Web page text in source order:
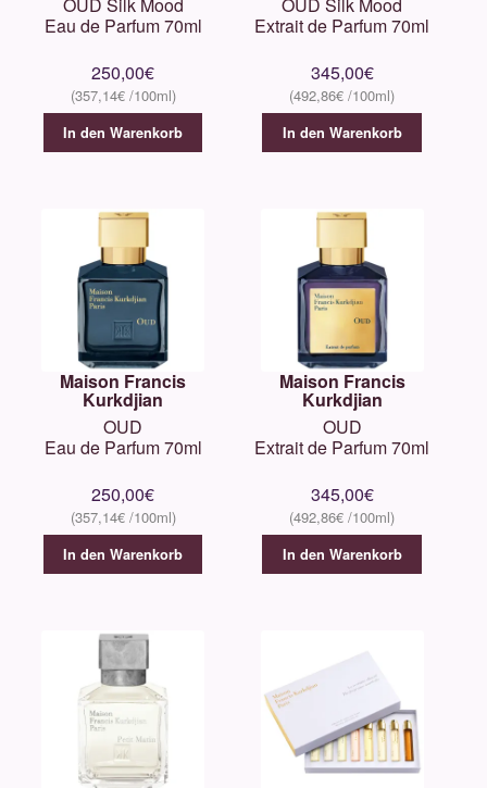
Eau de Parfum 70ml
250,00€
357,14€
In den Warenkorb
Extrait de Parfum 70ml
345,00€
492,86€
In den Warenkorb
Maison Francis
Kurkdjian
OUD
Eau de Parfum 70ml
250,00€
357,14€
In den Warenkorb
Maison Francis
Kurkdjian
OUD
Extrait de Parfum 70ml
345,00€
492,86€
In den Warenkorb